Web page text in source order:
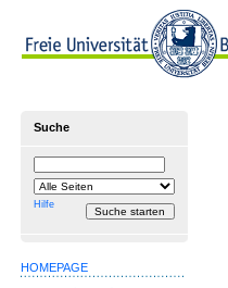
Suche
einschränken
Hilfe
HOMEPAGE